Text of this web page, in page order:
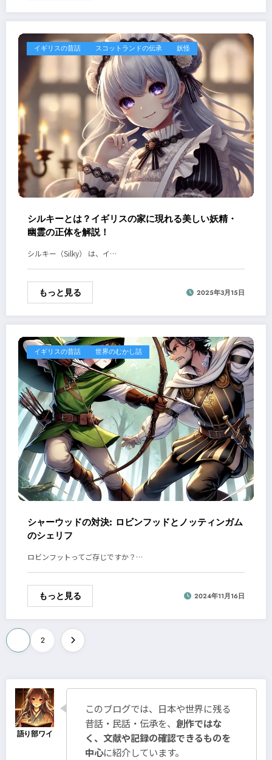
イギリスの昔話 スコットランドの伝承 妖怪
シルキーとは？イギリスの家に現れる美しい妖精・
幽霊の正体を解説！
シルキー（Silky） は、イ…
もっと見る 2025年3月15日
イギリスの昔話 世界のむかし話
シャーウッドの対決: ロビンフッドとノッティンガム
のシェリフ
ロビンフットってご存じですか？…
もっと見る 2024年11月16日
投
稿
の
ペ
ー
ジ
2
このブログでは、日本や世界に残る
昔話・民話・伝承を、 創作ではな
く、文献や記録の確認できるものを
中心に紹介しています。